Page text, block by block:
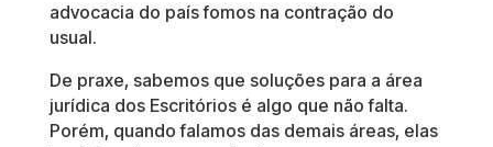
advocacia do país fomos na contração do
usual.
De praxe, sabemos que soluções para a área
jurídica dos Escritórios é algo que não falta.
Porém, quando falamos das demais áreas, elas